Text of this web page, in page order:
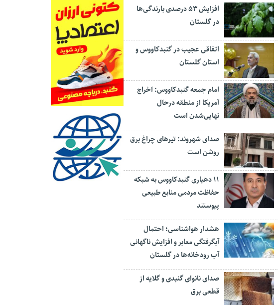
افزایش ۵۳ درصدی بارندگی‌ها
در گلستان
اتفاقی عجیب در‌ گنبدکاووس و
استان گلستان
امام جمعه گنبدکاووس: اخراج
آمریکا از منطقه درحال
نهایی‌شدن است
صدای شهروند: تیرهای چراغ برق
روشن است
۱۱ دهیاری گنبدکاووس به شبکه
حفاظت مردمی منابع طبیعی
پیوستند
هشدار هواشناسی؛ احتمال
آبگرفتگی معابر و افزایش ناگهانی
آب رودخانه‌ها در گلستان
صدای نانوای گنبدی و گلایه از
قطعی برق